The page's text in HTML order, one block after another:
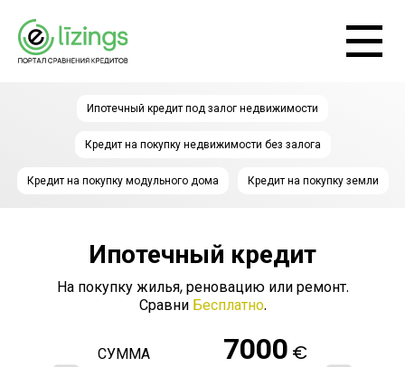
Ипотечный кредит под залог недвижимости
Кредит на покупку недвижимости без залога
Кредит на покупку модульного дома Кредит на покупку земли
Ипотечный кредит
На покупку жилья, реновацию или ремонт.
Сравни Бесплатно.
СУММА 7000 €